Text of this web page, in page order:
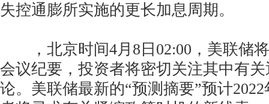
失控通膨所实施的更长加息周期。
，北京时间4月8日02:00，美联储
会议纪要，投资者将密切关注其中有
论。美联储最新的“预测摘要”预计